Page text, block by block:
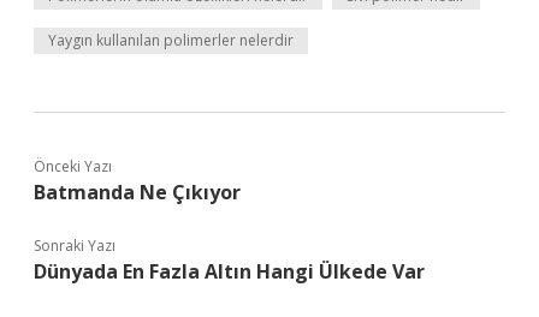
Yaygın kullanılan polimerler nelerdir
Önceki Yazı
Batmanda Ne Çıkıyor
Sonraki Yazı
Dünyada En Fazla Altın Hangi Ülkede Var